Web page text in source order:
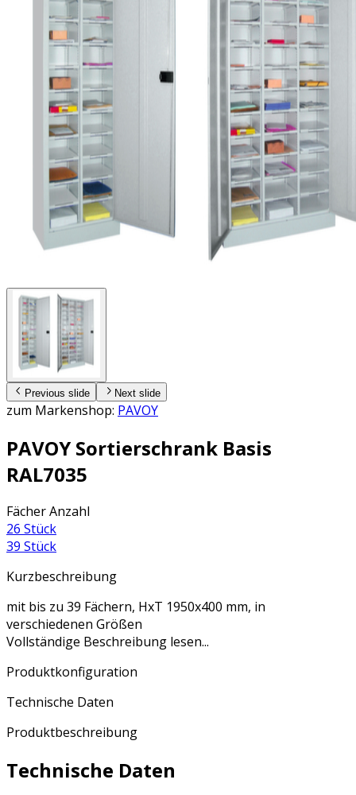
Previous slide Next slide
zum Markenshop: PAVOY
PAVOY Sortierschrank Basis
RAL7035
Fächer Anzahl
26 Stück
39 Stück
Kurzbeschreibung
mit bis zu 39 Fächern, HxT 1950x400 mm, in
verschiedenen Größen
Vollständige Beschreibung lesen...
Produktkonfiguration
Technische Daten
Produktbeschreibung
Technische Daten